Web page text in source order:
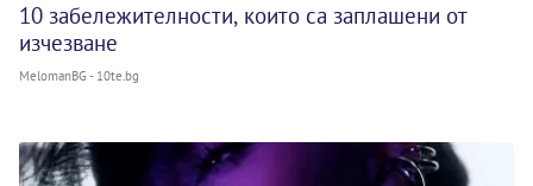
10 забележителности, които са заплашени от
изчезване
MelomanBG - 10te.bg